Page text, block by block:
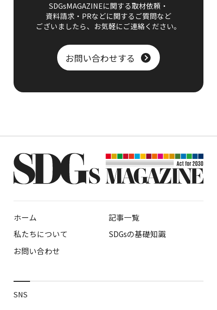
SDGsMAGAZINEに関する取材依頼・
資料請求・PRなどに関するご質問など
ございましたら、 お気軽にご連絡ください。
お問い合わせする
ホーム
記事一覧
私たちについて
SDGsの基礎知識
お問い合わせ
SNS